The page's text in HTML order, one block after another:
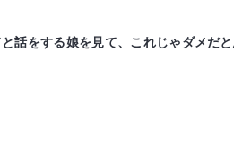
話をする娘を見て、これじゃダメだ